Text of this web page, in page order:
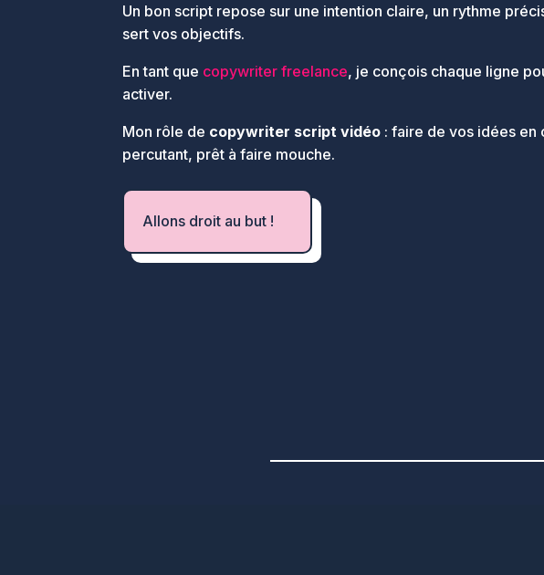
Un bon script repose sur une intention claire, un rythme
sert vos objectifs.
En tant que copywriter freelance, je conçois chaque ligne
activer.
Mon rôle de copywriter script vidéo : faire de vos idées en
percutant, prêt à faire mouche.
Allons droit au but !